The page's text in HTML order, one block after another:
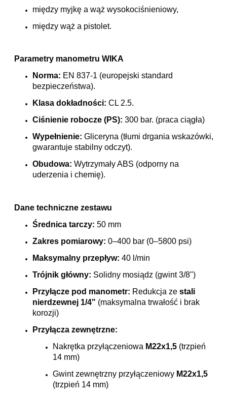
między myjkę a wąż wysokociśnieniowy,
między wąż a pistolet.
Parametry manometru WIKA
Norma: EN 837-1 (europejski standard
bezpieczeństwa).
Klasa dokładności: CL 2.5.
Ciśnienie robocze (PS): 300 bar. (praca ciągła)
Wypełnienie: Gliceryna (tłumi drgania wskazówki,
gwarantuje stabilny odczyt).
Obudowa: Wytrzymały ABS (odporny na
uderzenia i chemię).
Dane techniczne zestawu
Średnica tarczy: 50 mm
Zakres pomiarowy: 0–400 bar (0–5800 psi)
Maksymalny przepływ: 40 l/min
Trójnik główny: Solidny mosiądz (gwint 3/8")
Przyłącze pod manometr: Redukcja ze stali
nierdzewnej 1/4" (maksymalna trwałość i brak
korozji)
Przyłącza zewnętrzne:
Nakrętka przyłączeniowa M22x1,5 (trzpień
14 mm)
Gwint zewnętrzny przyłączeniowy M22x1,5
(trzpień 14 mm)